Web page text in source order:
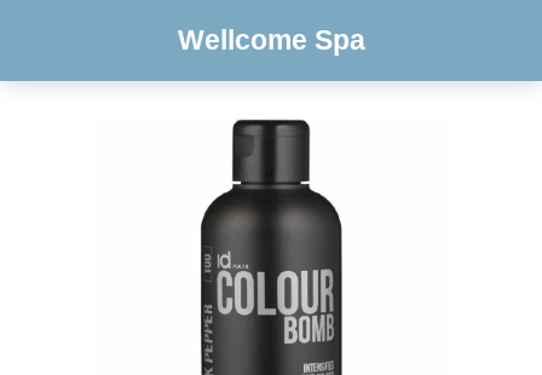
Wellcome Spa